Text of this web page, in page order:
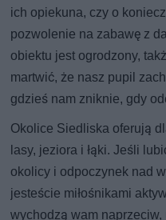
ich opiekuna, czy o
pozwolenie na zabawę z
obiektu jest ogrodzony,
martwić, że nasz pupil
gdzieś nam zniknie, gdy
Okolice Siedliska oferują
lasy, jeziora i łąki. Jeśli
okolicy i odpoczynek nad
jesteście miłośnikami
wychodzą wam